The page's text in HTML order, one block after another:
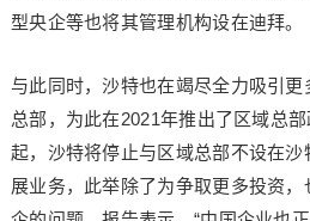
型央企等也将其管理机构设在迪拜。
与此同时，沙特也在竭尽全力吸引
总部，为此在2021年推出了区域总
起，沙特将停止与区域总部不设在
展业务，此举除了为争取更多投资